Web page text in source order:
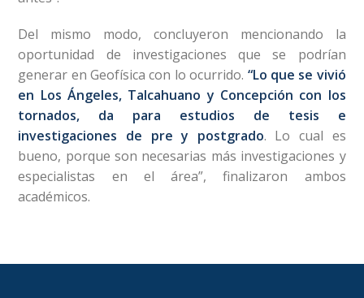
Del mismo modo, concluyeron mencionando la
oportunidad de investigaciones que se podrían
generar en Geofísica con lo ocurrido. “Lo que se vivió
en Los Ángeles, Talcahuano y Concepción con los
tornados, da para estudios de tesis e
investigaciones de pre y postgrado. Lo cual es
bueno, porque son necesarias más investigaciones y
especialistas en el área”, finalizaron ambos
académicos.